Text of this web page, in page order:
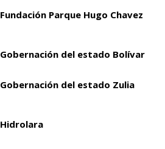
Fundación Parque Hugo Chavez
Gobernación del estado Bolívar
Gobernación del estado Zulia
Hidrolara